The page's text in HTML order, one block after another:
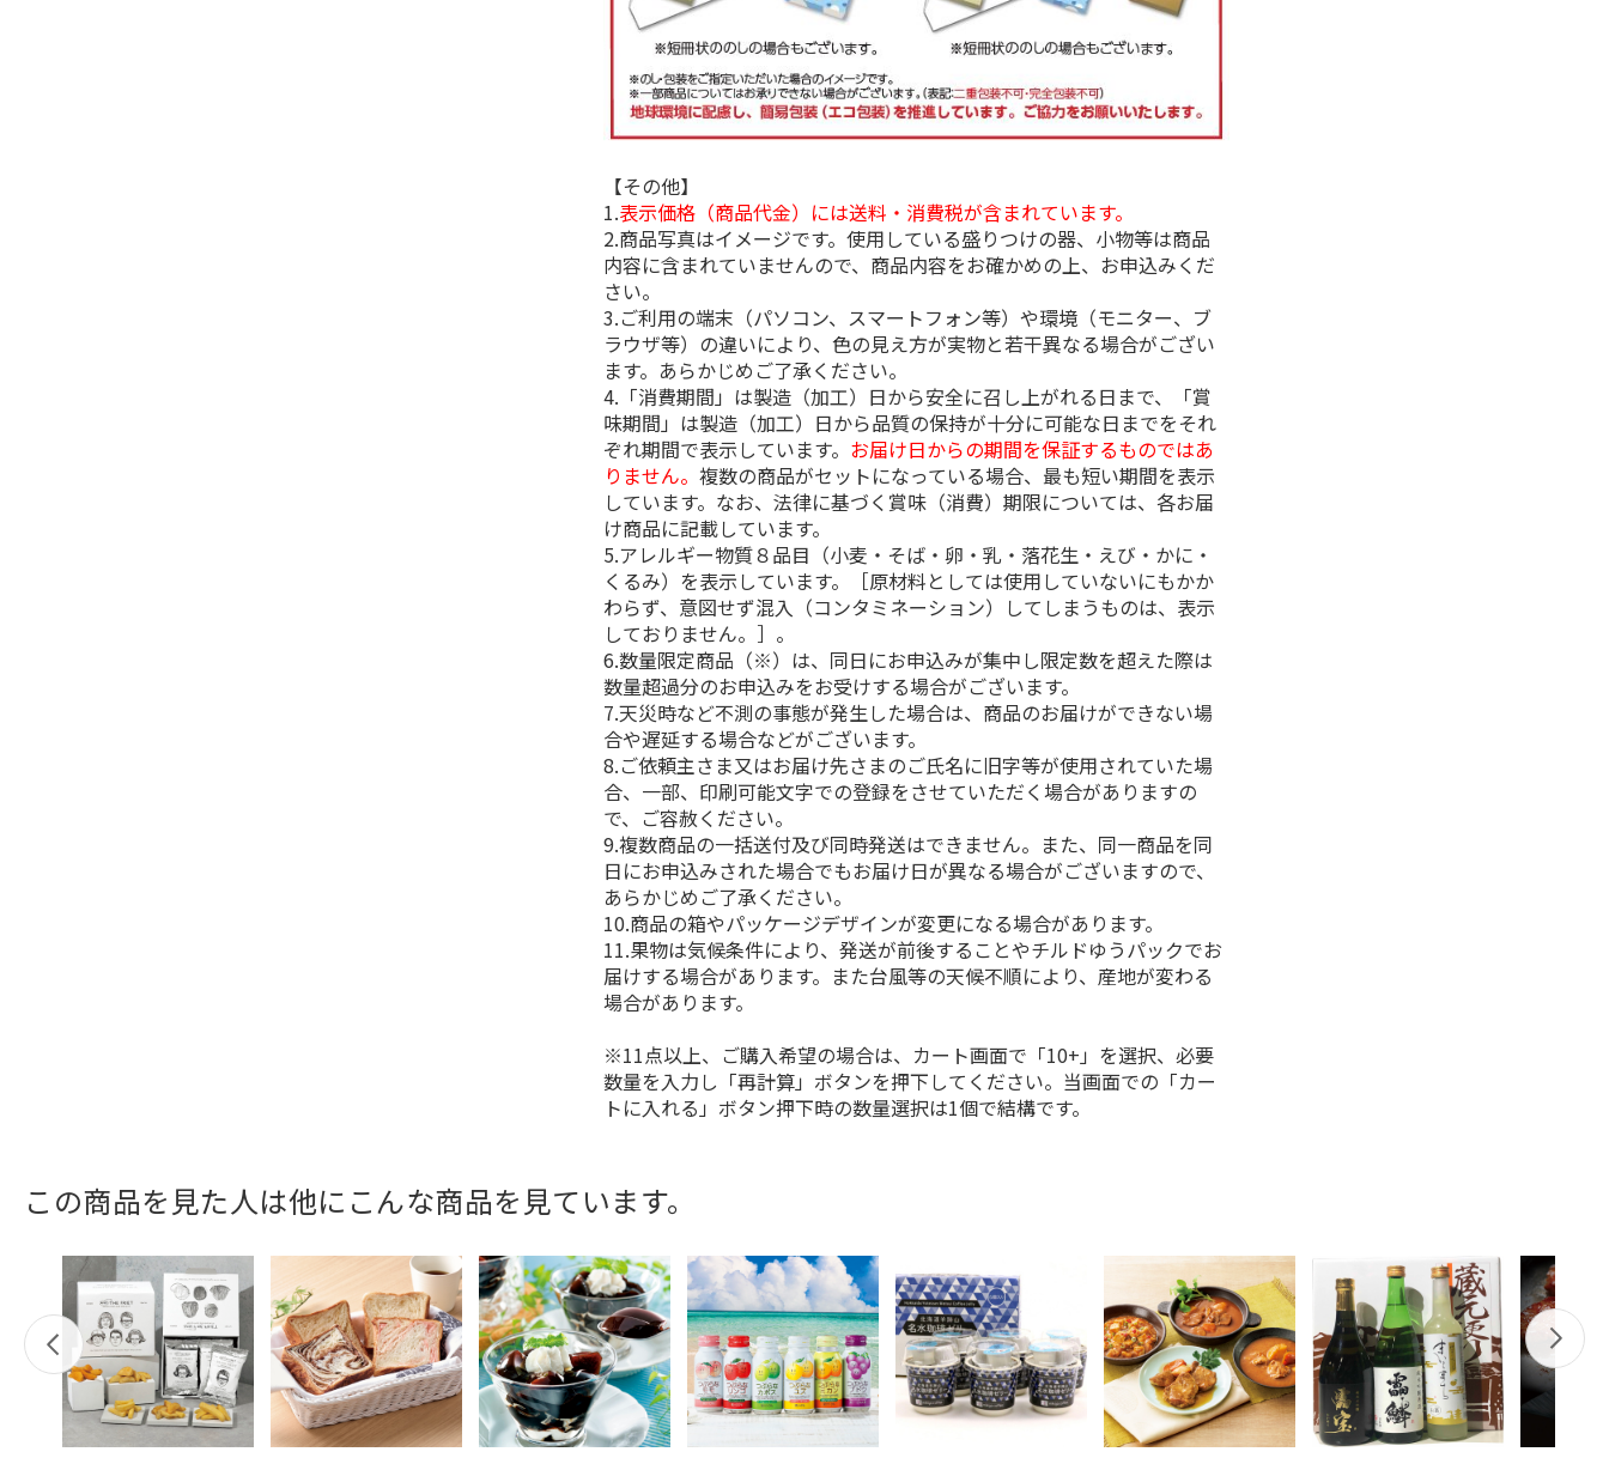
【その他】
1.表示価格（商品代金）には送料・消費税が含まれています。
2.商品写真はイメージです。使用している盛りつけの器、小物等は商品
内容に含まれていませんので、商品内容をお確かめの上、お申込みくだ
さい。
3.ご利用の端末（パソコン、スマートフォン等）や環境（モニター、ブ
ラウザ等）の違いにより、色の見え方が実物と若干異なる場合がござい
ます。あらかじめご了承ください。
4.「消費期間」は製造（加工）日から安全に召し上がれる日まで、「賞
味期間」は製造（加工）日から品質の保持が十分に可能な日までをそれ
ぞれ期間で表示しています。 お届け日からの期間を保証するものではあ
りません。複数の商品がセットになっている場合、最も短い期間を表示
しています。なお、法律に基づく賞味（消費）期限については、各お届
け商品に記載しています。
5.アレルギー物質８品目（小麦・そば・卵・乳・落花生・えび・かに・
くるみ）を表示しています。［原材料としては使用していないにもかか
わらず、意図せず混入（コンタミネーション）してしまうものは、表示
しておりません。］。
6.数量限定商品（※）は、同日にお申込みが集中し限定数を超えた際は
数量超過分のお申込みをお受けする場合がございます。
7.天災時など不測の事態が発生した場合は、商品のお届けができない場
合や遅延する場合などがございます。
8.ご依頼主さま又はお届け先さまのご氏名に旧字等が使用されていた場
合、一部、印刷可能文字での登録をさせていただく場合がありますの
で、ご容赦ください。
9.複数商品の一括送付及び同時発送はできません。また、同一商品を同
日にお申込みされた場合でもお届け日が異なる場合がございますので、
あらかじめご了承ください。
10.商品の箱やパッケージデザインが変更になる場合があります。
11.果物は気候条件により、発送が前後することやチルドゆうパックでお
届けする場合があります。また台風等の天候不順により、産地が変わる
場合があります。
※11点以上、ご購入希望の場合は、カート画面で「10+」を選択、必要
数量を入力し「再計算」ボタンを押下してください。当画面での「カー
トに入れる」ボタン押下時の数量選択は1個で結構です。
この商品を見た人は他にこんな商品を見ています。